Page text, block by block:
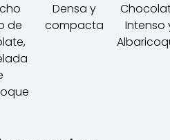
de
Densa y
compacta
Intenso